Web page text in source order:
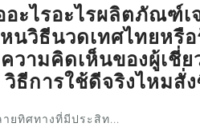
ะไรอะไรผลิตภัณฑ์เ
นวิธีนวดเทศไทยหรื
ความคิดเห็นของผู้เชี่
ธีการใช้ดีจริงไหมสั่
ยทิศทางที่มีประสิท...